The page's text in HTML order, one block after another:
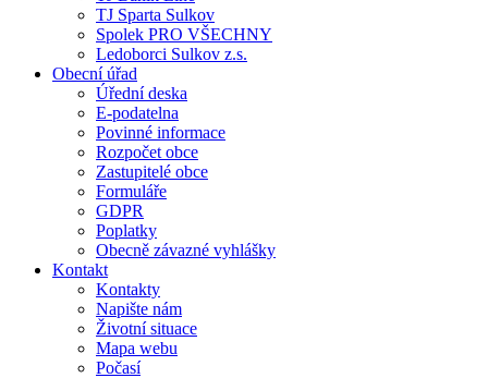
TJ Sparta Sulkov
Spolek PRO VŠECHNY
Ledoborci Sulkov z.s.
Obecní úřad
Úřední deska
E-podatelna
Povinné informace
Rozpočet obce
Zastupitelé obce
Formuláře
GDPR
Poplatky
Obecně závazné vyhlášky
Kontakt
Kontakty
Napište nám
Životní situace
Mapa webu
Počasí